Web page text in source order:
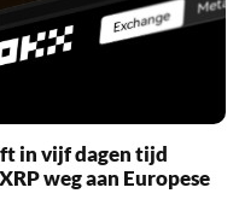
in vijf dagen tijd
weg aan Europese